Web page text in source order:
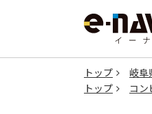
トップ 岐阜
トップ
コン